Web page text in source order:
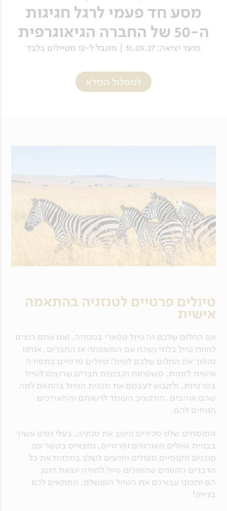
מסע חד פעמי לרגל חגיגות
ה-50 של החברה הגיאוגרפית
מועד יציאה: 31.05.27 | מוגבל ל-12 מטיילים בלבד
למסלול המלא
טיולים פרטיים לטנזניה בהתאמה
אישית
אם החלום שלכם זה טיול ספארי בטנזניה, ואם אתם רוצים
לחוות טיול בלתי נשכח עם המשפחה או החברים, אנחנו
נהפוך את החלום שלכם לטיול: טיולים פרטיים בתפירה
אישית לזוגות, משפחות וקבוצות חברים שרוצים לטייל
בפרטיות, ולקבוע לעצמם את תכנית הטיול בהתאם למה
שהם אוהבים, התקציב העומד לרשותם והתאריכים
הנוחים להם.
המומחים שלנו מכירים היטב את טנזניה, בעלי נסיון עשיר
בבניית טיולים מאורגנים ופרטיים, נמצאים בקשר עם
סוכנים מקומיים מעולים ויודעים לשלב בתכנית את כל
הדברים הקטנים שהופכים טיול לחוויה יוצאת דופן.
הם יתכננו עבורכם את הטיול המושלם, המתאים לכם
בדיוק!